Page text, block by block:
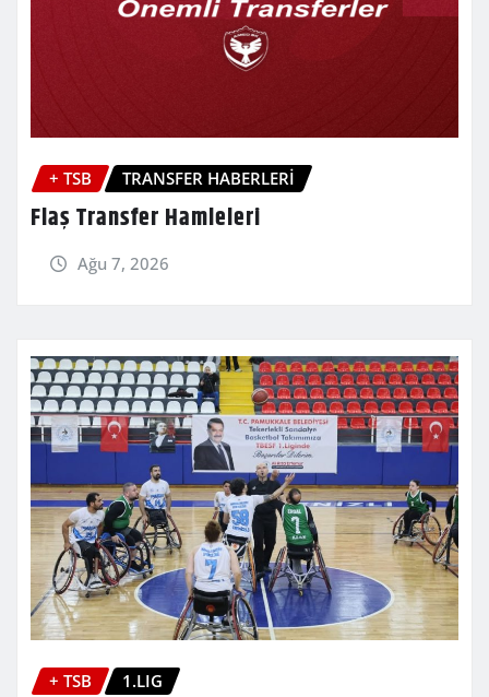
+ TSB TRANSFER HABERLERİ
Flaş Transfer Hamleleri
Ağu 7, 2026
+ TSB 1.LIG